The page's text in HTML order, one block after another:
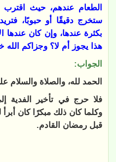
الطعام عندهم، حيث
ستخرج دقيقًا أو حبوبًا،
بكثرة عندها، وإن كان عندها
هذا يجوز أم لا؟ وجزاكم الله
الجواب:
الحمد لله، والصلاة والسلام
فلا حرج في تأخير الفدية
وكلما كان ذلك مبكرًا كان
قبل رمضان القادم.